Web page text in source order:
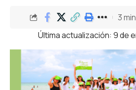
Última actualización: 9 de
3